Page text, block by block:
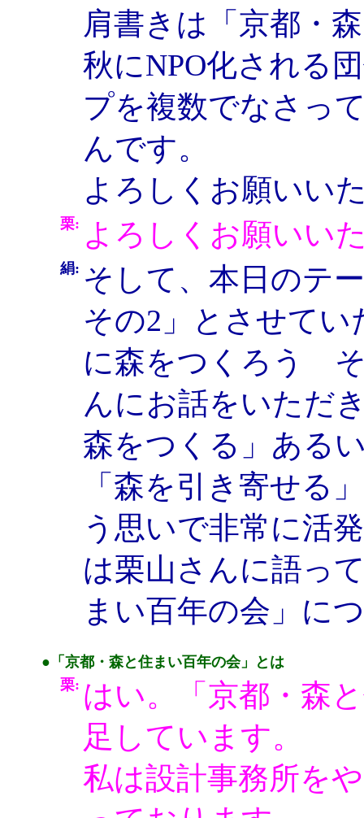
肩書きは「京都・
秋にNPO化される
プを複数でなさっ
んです。
よろしくお願いい
栗: よろしくお願いい
絹: そして、本日のテ
その2」とさせて
に森をつくろう そ
んにお話をいただ
森をつくる」ある
「森を引き寄せる
う思いで非常に活
は栗山さんに語っ
まい百年の会」に
●「京都・森と住まい百年の会」とは
栗: はい。「京都・森
足しています。
私は設計事務所を